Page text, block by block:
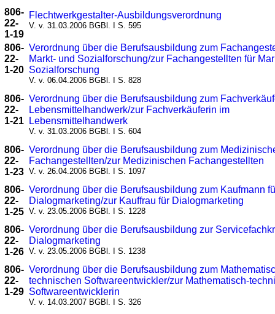
806-
22-
1-19
Flechtwerkgestalter-Ausbildungsverordnung
V. v. 31.03.2006 BGBl. I S. 595
806-
22-
1-20
Verordnung über die Berufsausbildung zum
Markt- und Sozialforschung/zur Fachangestellten für
Sozialforschung
V. v. 06.04.2006 BGBl. I S. 828
806-
22-
1-21
Verordnung über die Berufsausbildung zum
Lebensmittelhandwerk/zur Fachverkäuferin im
Lebensmittelhandwerk
V. v. 31.03.2006 BGBl. I S. 604
806-
22-
1-23
Verordnung über die Berufsausbildung zum
Fachangestellten/zur Medizinischen Fachangestellten
V. v. 26.04.2006 BGBl. I S. 1097
806-
22-
1-25
Verordnung über die Berufsausbildung zum Kaufmann
Dialogmarketing/zur Kauffrau für Dialogmarketing
V. v. 23.05.2006 BGBl. I S. 1228
806-
22-
1-26
Verordnung über die Berufsausbildung zur
Dialogmarketing
V. v. 23.05.2006 BGBl. I S. 1238
806-
22-
1-29
Verordnung über die Berufsausbildung zum
technischen Softwareentwickler/zur Mathematisch-
Softwareentwicklerin
V. v. 14.03.2007 BGBl. I S. 326